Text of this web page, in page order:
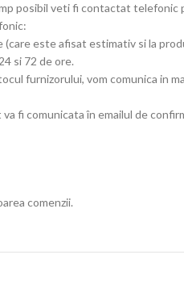
posibil veti fi contactat telefonic
este afisat estimativ si la
si 72 de ore.
furnizorului, vom comunica in
fi comunicata în emailul de
comenzii.